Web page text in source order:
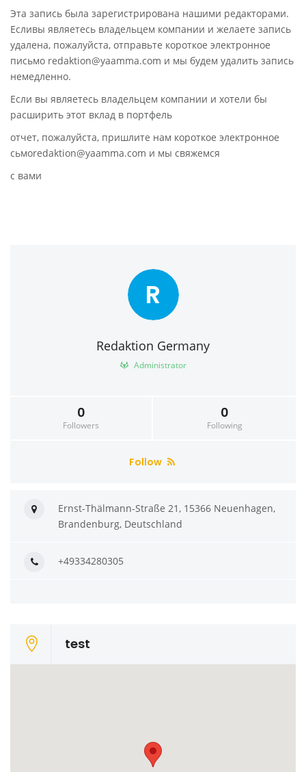
Эта запись была зарегистрирована нашими редакторами.
Есливы являетесь владельцем компании и желаете запись
удалена, пожалуйста, отправьте короткое электронное
письмо redaktion@yaamma.com и мы будем удалить запись
немедленно.
Если вы являетесь владельцем компании и хотели бы
расширить этот вклад в портфель
отчет, пожалуйста, пришлите нам короткое электронное
сьмоredaktion@yaamma.com и мы свяжемся
с вами
R
Redaktion Germany
Administrator
0
Followers
0
Following
Follow
Ernst-Thälmann-Straße 21, 15366 Neuenhagen,
Brandenburg, Deutschland
+49334280305
test